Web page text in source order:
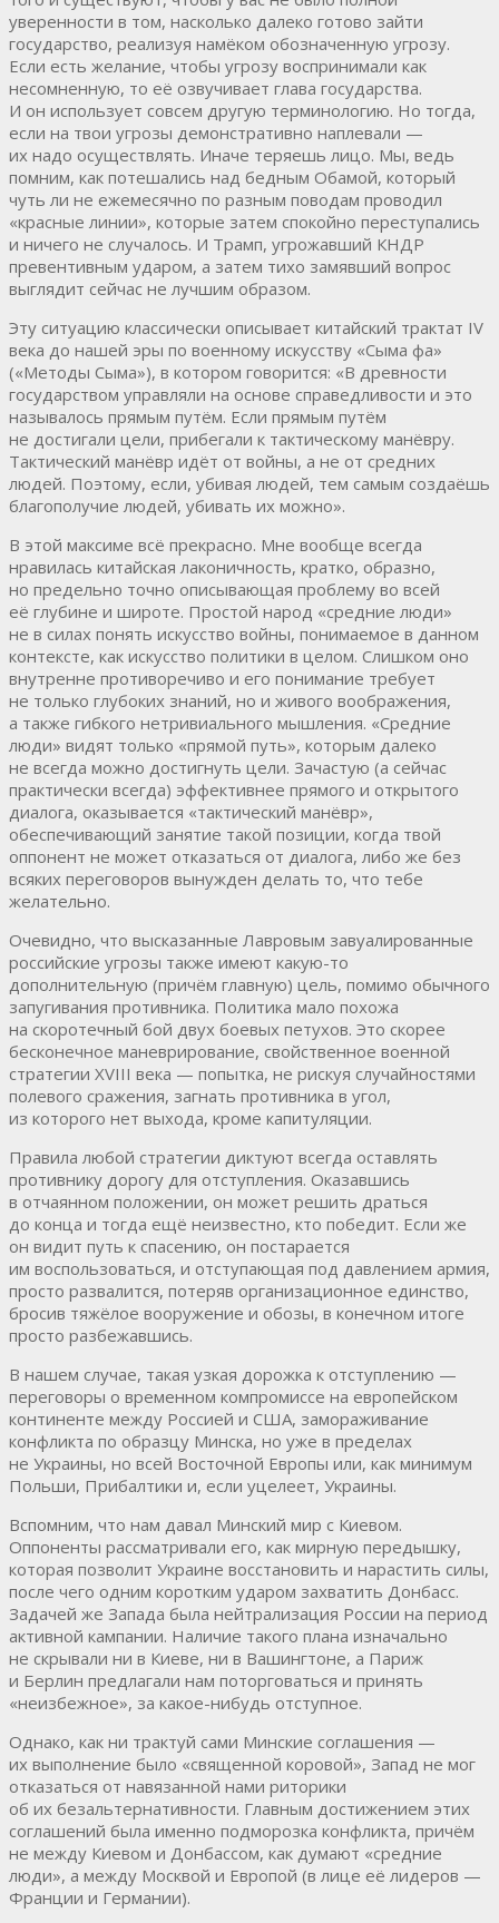
уверенности в том, насколько далеко готово зайти
государство, реализуя намёком обозначенную угрозу.
Если есть желание, чтобы угрозу воспринимали как
несомненную, то её озвучивает глава государства.
И он использует совсем другую терминологию. Но тогда,
если на твои угрозы демонстративно наплевали —
их надо осуществлять. Иначе теряешь лицо. Мы, ведь
помним, как потешались над бедным Обамой, который
чуть ли не ежемесячно по разным поводам проводил
«красные линии», которые затем спокойно переступались
и ничего не случалось. И Трамп, угрожавший КНДР
превентивным ударом, а затем тихо замявший вопрос
выглядит сейчас не лучшим образом.
Эту ситуацию классически описывает китайский трактат IV
века до нашей эры по военному искусству «Сыма фа»
(«Методы Сыма»), в котором говорится: «В древности
государством управляли на основе справедливости и это
называлось прямым путём. Если прямым путём
не достигали цели, прибегали к тактическому манёвру.
Тактический манёвр идёт от войны, а не от средних
людей. Поэтому, если, убивая людей, тем самым создаёшь
благополучие людей, убивать их можно».
В этой максиме всё прекрасно. Мне вообще всегда
нравилась китайская лаконичность, кратко, образно,
но предельно точно описывающая проблему во всей
её глубине и широте. Простой народ «средние люди»
не в силах понять искусство войны, понимаемое в данном
контексте, как искусство политики в целом. Слишком оно
внутренне противоречиво и его понимание требует
не только глубоких знаний, но и живого воображения,
а также гибкого нетривиального мышления. «Средние
люди» видят только «прямой путь», которым далеко
не всегда можно достигнуть цели. Зачастую (а сейчас
практически всегда) эффективнее прямого и открытого
диалога, оказывается «тактический манёвр»,
обеспечивающий занятие такой позиции, когда твой
оппонент не может отказаться от диалога, либо же без
всяких переговоров вынужден делать то, что тебе
желательно.
Очевидно, что высказанные Лавровым завуалированные
российские угрозы также имеют какую-то
дополнительную (причём главную) цель, помимо обычного
запугивания противника. Политика мало похожа
на скоротечный бой двух боевых петухов. Это скорее
бесконечное маневрирование, свойственное военной
стратегии XVIII века — попытка, не рискуя случайностями
полевого сражения, загнать противника в угол,
из которого нет выхода, кроме капитуляции.
Правила любой стратегии диктуют всегда оставлять
противнику дорогу для отступления. Оказавшись
в отчаянном положении, он может решить драться
до конца и тогда ещё неизвестно, кто победит. Если же
он видит путь к спасению, он постарается
им воспользоваться, и отступающая под давлением армия,
просто развалится, потеряв организационное единство,
бросив тяжёлое вооружение и обозы, в конечном итоге
просто разбежавшись.
В нашем случае, такая узкая дорожка к отступлению —
переговоры о временном компромиссе на европейском
континенте между Россией и США, замораживание
конфликта по образцу Минска, но уже в пределах
не Украины, но всей Восточной Европы или, как минимум
Польши, Прибалтики и, если уцелеет, Украины.
Вспомним, что нам давал Минский мир с Киевом.
Оппоненты рассматривали его, как мирную передышку,
которая позволит Украине восстановить и нарастить силы,
после чего одним коротким ударом захватить Донбасс.
Задачей же Запада была нейтрализация России на период
активной кампании. Наличие такого плана изначально
не скрывали ни в Киеве, ни в Вашингтоне, а Париж
и Берлин предлагали нам поторговаться и принять
«неизбежное», за какое-нибудь отступное.
Однако, как ни трактуй сами Минские соглашения —
их выполнение было «священной коровой», Запад не мог
отказаться от навязанной нами риторики
об их безальтернативности. Главным достижением этих
соглашений была именно подморозка конфликта, причём
не между Киевом и Донбассом, как думают «средние
люди», а между Москвой и Европой (в лице её лидеров —
Франции и Германии).